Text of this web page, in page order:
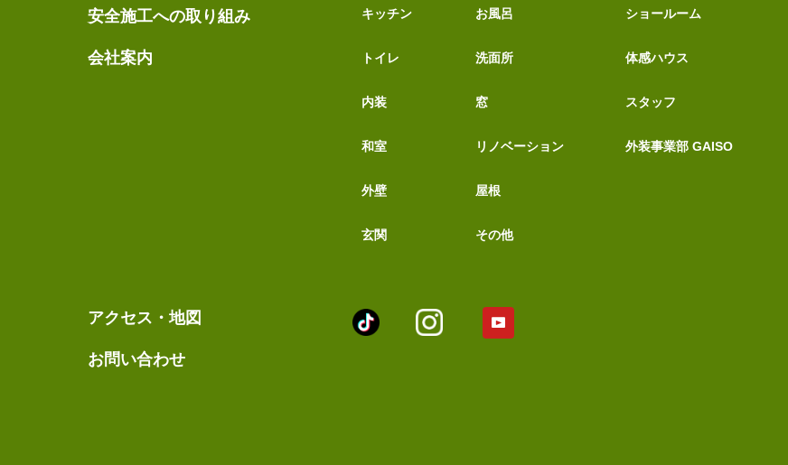
安全施工への取り組み
会社案内
キッチン お風呂
トイレ 洗面所
内装 窓
和室 リノベーション
外壁 屋根
玄関 その他
ショールーム
体感ハウス
スタッフ
外装事業部 GAISO
アクセス・地図
お問い合わせ
TikTok
ア
Instagram
ア
YouTubeアカウント